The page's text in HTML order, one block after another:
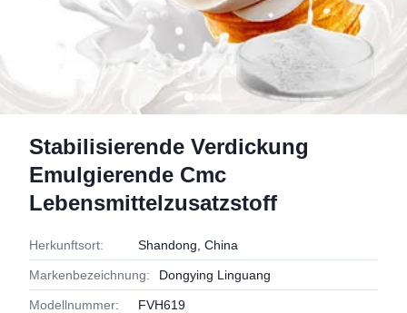
Stabilisierende Verdickung
Emulgierende Cmc
Lebensmittelzusatzstoff
Herkunftsort: Shandong, China
Markenbezeichnung: Dongying Linguang
Modellnummer: FVH619